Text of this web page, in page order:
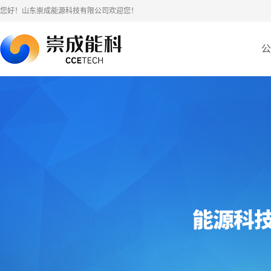
您好！山东崇成能源科技有限公司欢迎您！